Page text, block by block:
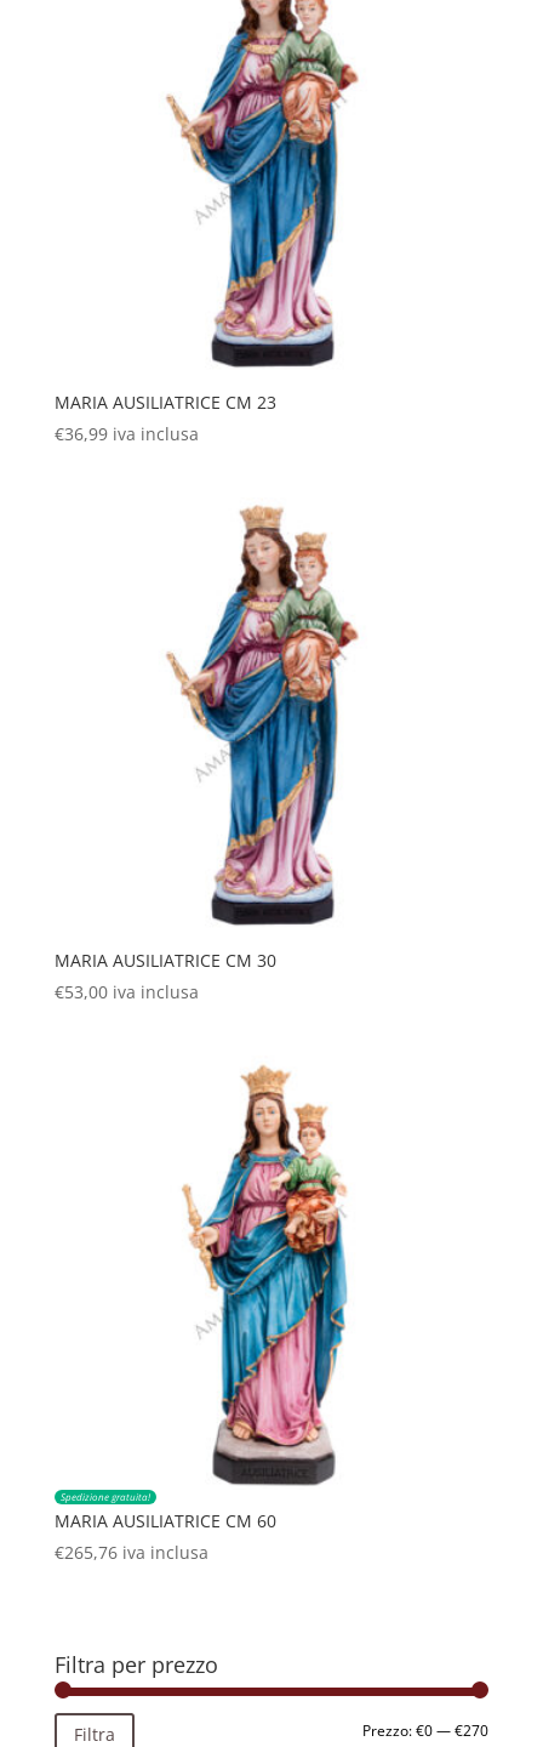
MARIA AUSILIATRICE CM 23
€36,99 iva inclusa
MARIA AUSILIATRICE CM 30
€53,00 iva inclusa
Spedizione gratuita!
MARIA AUSILIATRICE CM 60
€265,76 iva inclusa
Filtra per prezzo
Prezzo
Prezzo
Filtra Prezzo:€0—€270